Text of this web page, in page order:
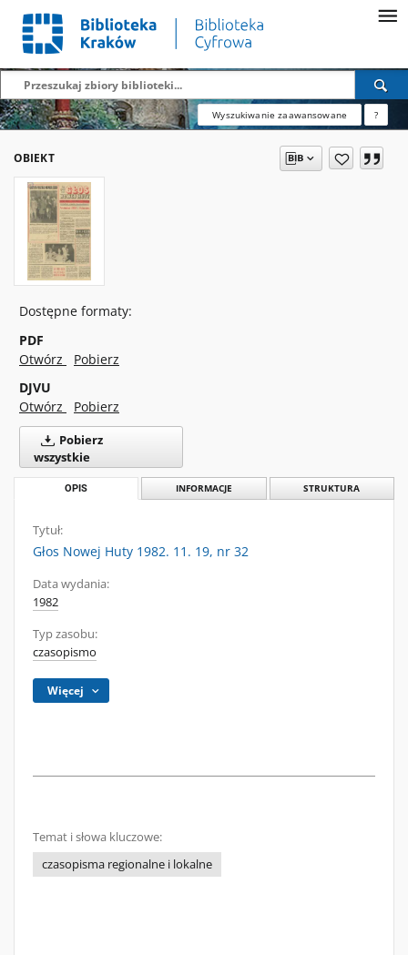
Wyszukiwanie zaawansowane ?
OBIEKT
Dostępne formaty:
PDF
Otwórz
Pobierz
DJVU
Otwórz
Pobierz
Pobierz
wszystkie
OPIS INFORMACJE STRUKTURA
Tytuł:
Głos Nowej Huty 1982. 11. 19, nr 32
Data wydania:
1982
Typ zasobu:
czasopismo
Więcej
Temat i słowa kluczowe:
czasopisma regionalne i lokalne